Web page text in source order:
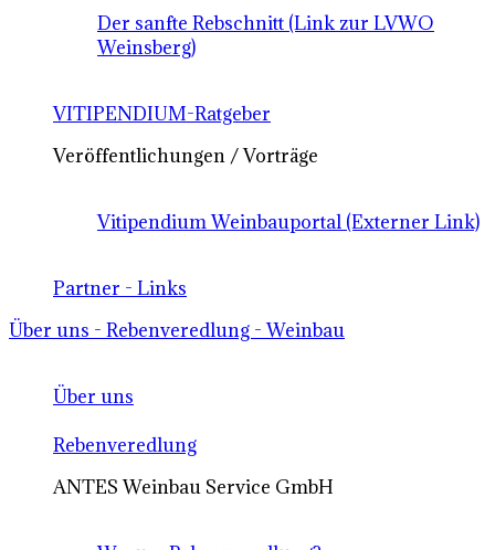
Der sanfte Rebschnitt (Link zur LVWO
Weinsberg)
VITIPENDIUM-Ratgeber
Veröffentlichungen / Vorträge
Vitipendium Weinbauportal (Externer Link)
Partner - Links
Über uns - Rebenveredlung - Weinbau
Über uns
Rebenveredlung
ANTES Weinbau Service GmbH